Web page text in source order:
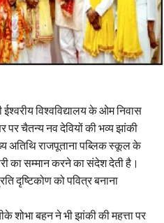
ईश्वरीय विश्वविद्यालय के ओम निवास
चैतन्य नव देवियों की भव्य झांकी
अतिथि राजपूताना पब्लिक स्कूल के
का सम्मान करने का संदेश देती है।
दृष्टिकोण को पवित्र बनाना
शोभा बहन ने भी झांकी की महत्ता पर